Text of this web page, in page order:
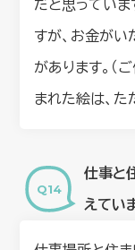
だと思っていま
すが、お金がい
があります。（
まれた絵は、た
仕事と
えてい